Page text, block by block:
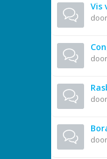
Vis
door
door
door
door